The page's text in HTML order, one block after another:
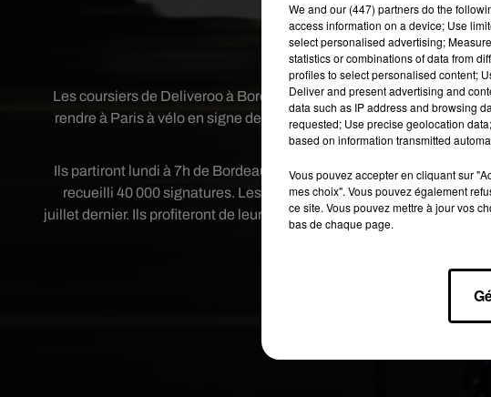
Publié : 12 septembre 2019 à
Crédit image:
Les coursiers de Deliveroo à Bordeaux continuent de se mobiliser.
rendre à Paris à vélo en signe de protestation. Ils sont cinq et ont
initiative qu’ils ont intitulé «
Ils partiront lundi à 7h de Bordeaux et espèrent arriver le 24
recueilli 40 000 signatures. Les coursiers dénoncent
juillet dernier. Ils profiteront de leur voyage pour passer par plusieurs
Nantes, Rennes, Le Mans,
We and our (447) partnersdo the
access information on a device; Use
select personalised advertising;
statistics or combinations of data from
profiles to select personalised content;
Deliver and present advertising and
data such as IP address and browsing
requested; Use precise geolocation
based on information transmitted
Vous pouvez accepter en cliquant sur
mes choix". Vous pouvez également
ce site. Vous pouvez mettre à jour vos
bas de chaque page.